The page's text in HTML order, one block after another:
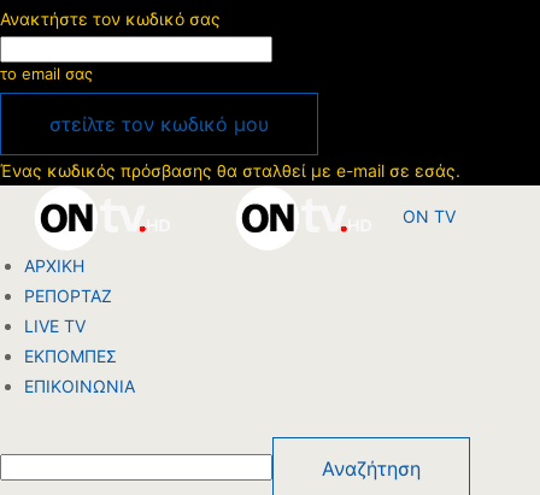
Ανακτήστε τον κωδικό σας
το email σας
Ένας κωδικός πρόσβασης θα σταλθεί με e-mail σε εσάς.
ON TV
ΑΡΧΙΚΗ
ΡΕΠΟΡΤΑΖ
LIVE TV
ΕΚΠΟΜΠΕΣ
ΕΠΙΚΟΙΝΩΝΙΑ